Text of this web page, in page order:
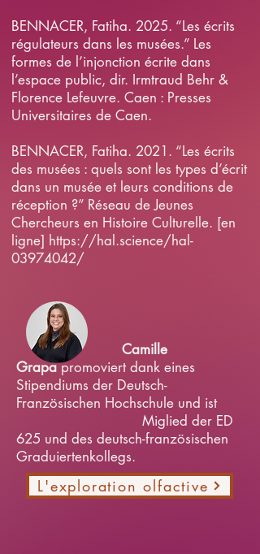
BENNACER, Fatiha. 2025. “Les écrits
régulateurs dans les musées.” Les
formes de l’injonction écrite dans
l’espace public, dir. Irmtraud Behr &
Florence Lefeuvre. Caen : Presses
Universitaires de Caen.
BENNACER, Fatiha. 2021. “Les écrits
des musées : quels sont les types d’écrit
dans un musée et leurs conditions de
réception ?” Réseau de Jeunes
Chercheurs en Histoire Culturelle. [en
ligne] https://hal.science/hal-
03974042/ ​
Camille
Grapapromoviert dank eines
Stipendiums der Deutsch-
Französischen Hochschule und ist
Miglied der ED
625 und des deutsch-französischen
Graduiertenkollegs.
L'exploration olfactive